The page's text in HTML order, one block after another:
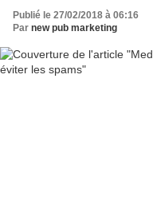
Publié le 27/02/2018 à 06:16
Par new pub marketing